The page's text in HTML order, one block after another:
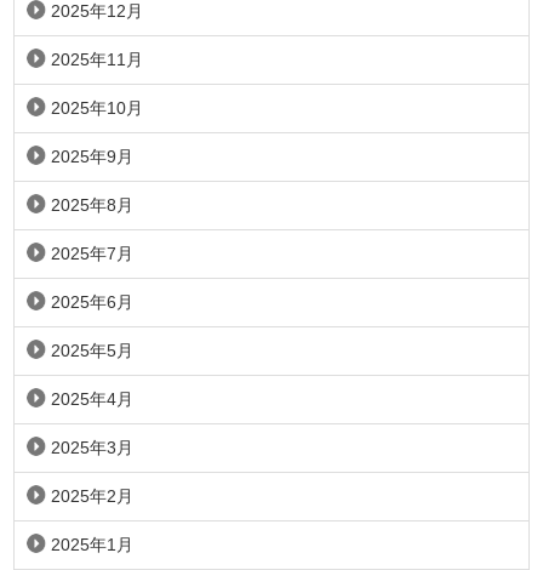
2025年12月
2025年11月
2025年10月
2025年9月
2025年8月
2025年7月
2025年6月
2025年5月
2025年4月
2025年3月
2025年2月
2025年1月